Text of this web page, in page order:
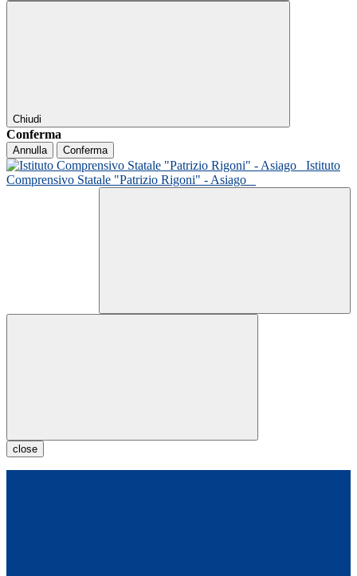
Chiudi
Conferma
Annulla Conferma
Istituto
Comprensivo Statale "Patrizio Rigoni" - Asiago
close